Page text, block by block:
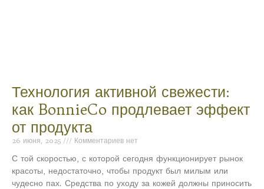
Технология активной свежести:
как BonnieCo продлевает эффект
от продукта
26 июня, 2025 Комментариев нет
С той скоростью, с которой сегодня функционирует рынок
красоты, недостаточно, чтобы продукт был милым или
чудесно пах. Средства по уходу за кожей должны приносить